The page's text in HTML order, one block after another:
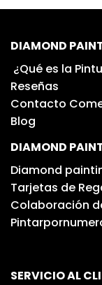
DIAMOND
¿Qué es la
Reseñas
Contacto
Blog
DIAMOND
Diamond
Tarjetas de
Colaboración
SERVICIO AL